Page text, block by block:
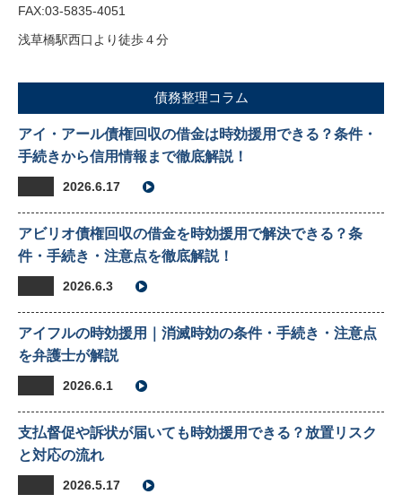
FAX:03-5835-4051
浅草橋駅西口より徒歩４分
債務整理コラム
アイ・アール債権回収の借金は時効援用できる？条件・
手続きから信用情報まで徹底解説！
2026.6.17
アビリオ債権回収の借金を時効援用で解決できる？条
件・手続き・注意点を徹底解説！
2026.6.3
アイフルの時効援用｜消滅時効の条件・手続き・注意点
を弁護士が解説
2026.6.1
支払督促や訴状が届いても時効援用できる？放置リスク
と対応の流れ
2026.5.17